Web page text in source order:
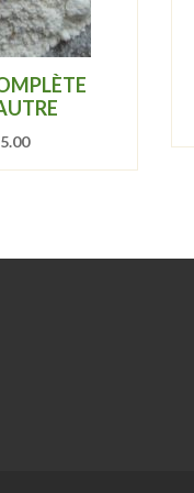
5.00